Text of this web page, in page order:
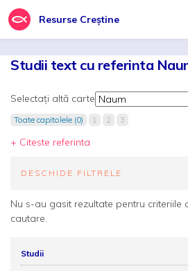
Resurse Creștine
Studii text cu referinta
Selectați altă carte
Toate capitolele (0) 1 2 3
+ Citeste referinta
DESCHIDE FILTRELE
Nu s-au gasit rezultate pentru criteriile
cautare.
Studii